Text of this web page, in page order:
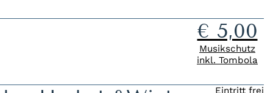
€ 5,00
Musikschutz
inkl. Tombola
Eintritt frei